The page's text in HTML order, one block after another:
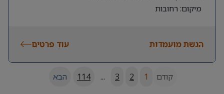
מיקום: רחובות
הגשת מועמדות עוד פרטים
קודם 1
2
3
...
114 הבא